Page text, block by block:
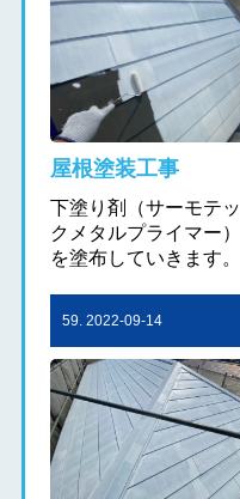
屋根塗装工事
下塗り剤（サーモテッ
クメタルプライマー）
を塗布していきます。
59. 2022-09-14